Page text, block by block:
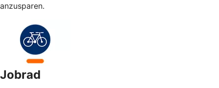
anzusparen.
Jobrad